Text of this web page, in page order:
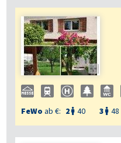

FeWo ab €: 2  40 3  48